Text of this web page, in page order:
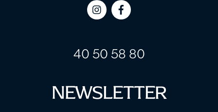
Icon
Icon
40 50 58 80
NEWSLETTER